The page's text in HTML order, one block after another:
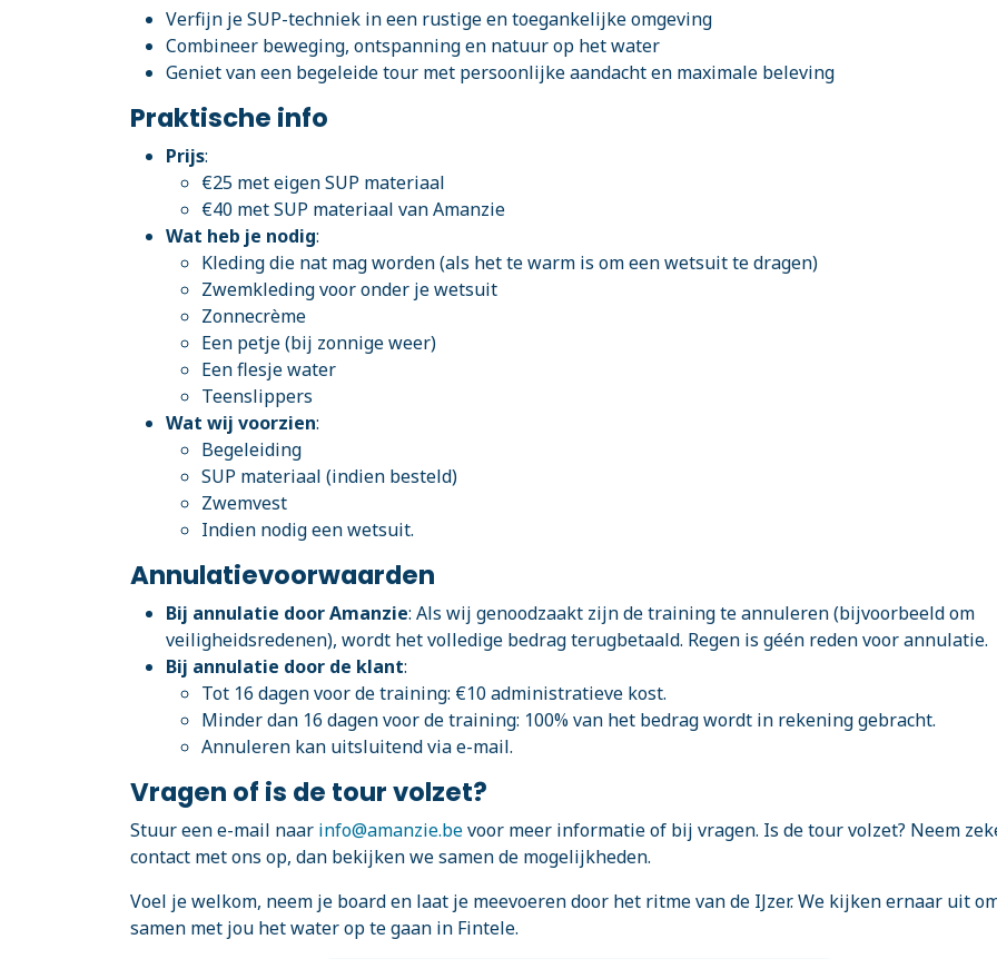
Verfijn je SUP-techniek in een rustige en toegankelijke omgeving
Combineer beweging, ontspanning en natuur op het water
Geniet van een begeleide tour met persoonlijke aandacht en maximale beleving
Praktische info
Prijs:
€25 met eigen SUP materiaal
€40 met SUP materiaal van Amanzie
Wat heb je nodig:
Kleding die nat mag worden (als het te warm is om een wetsuit te dragen)
Zwemkleding voor onder je wetsuit
Zonnecrème
Een petje (bij zonnige weer)
Een flesje water
Teenslippers
Wat wij voorzien:
Begeleiding
SUP materiaal (indien besteld)
Zwemvest
Indien nodig een wetsuit.
Annulatievoorwaarden
Bij annulatie door Amanzie: Als wij genoodzaakt zijn de training te annuleren (bijvoorbeeld om
veiligheidsredenen), wordt het volledige bedrag terugbetaald. Regen is géén reden voor annulatie.
Bij annulatie door de klant:
Tot 16 dagen voor de training: €10 administratieve kost.
Minder dan 16 dagen voor de training: 100% van het bedrag wordt in rekening gebracht.
Annuleren kan uitsluitend via e-mail.
Vragen of is de tour volzet?
Stuur een e-mail naar info@amanzie.bevoor meer informatie of bij vragen. Is de tour volzet? Neem
contact met ons op, dan bekijken we samen de mogelijkheden.
Voel je welkom, neem je board en laat je meevoeren door het ritme van de IJzer. We kijken ernaar uit
samen met jou het water op te gaan in Fintele.